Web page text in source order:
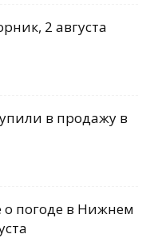
2 августа
в продажу в
о погоде в Нижнем